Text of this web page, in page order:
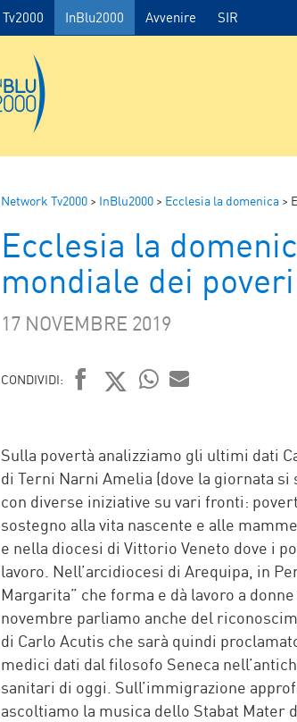
Tv2000 InBlu2000 Avvenire SIR
Network Tv2000 > InBlu2000 > Ecclesia la domenica >
Ecclesia la
mondiale dei poveri
17 NOVEMBRE 2019
CONDIVIDI:
Sulla povertà analizziamo gli ultimi dati
di Terni Narni Amelia (dove la giornata
con diverse iniziative su vari fronti:
sostegno alla vita nascente e alle
e nella diocesi di Vittorio Veneto dove i
lavoro. Nell’arcidiocesi di Arequipa, in
Margarita” che forma e dà lavoro a
novembre parliamo anche del
di Carlo Acutis che sarà quindi
medici dati dal filosofo Seneca
sanitari di oggi. Sull’immigrazione
ascoltiamo la musica dello Stabat Mater